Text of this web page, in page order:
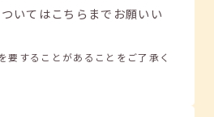
いてはこちらまでお願いい
要することがあることをご了承く